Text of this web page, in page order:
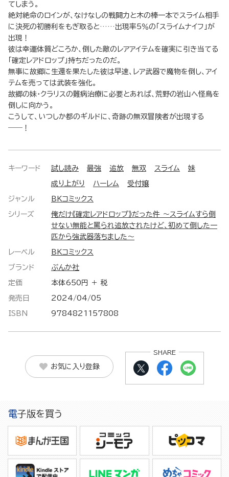
てしまう。
絶対絶命のロインが、なけなしの戦闘力と木の棒一本でスライム相手
に決死の初勝利をもぎ取ると……出現率5％の「スライムナイフ」が
出現！
彼は幸運体質どころか、倒した敵のレアアイテムを確実に引き当てる
「確定レアドロップ」持ちだったのだ。
無事に故郷に生還を果たした彼は早速、レア武器で魔物を倒し、アイ
テムを売っては武装を強化。
故郷の妹・クラリスの難病治療に必要とあれば、荒野の岩山へ怪鳥を
倒しに向かう。
こうして、いつしか都のギルドに、奇跡の無双冒険者が出現する
――！
キーワード 試し読み 最強 追放 無双 スライム 妹
成り上がり ハーレム 受付嬢
ジャンル BKコミックス
シリーズ
俺だけ《確定レアドロップ》だった件 ～スライムすら倒
せない無能と罵られ追放されたけど、初めて倒した一
匹から強武器落ちました～
レーベル BKコミックス
ブランド ぶんか社
定価 本体650円 ＋ 税
発売日 2024/04/05
ISBN 9784821157808
お気に入り登録
SHARE
電子版を買う